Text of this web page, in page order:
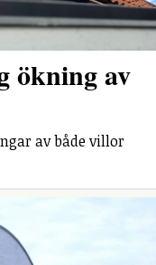
ökning av
av både villor